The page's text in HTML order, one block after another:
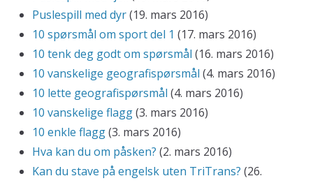
Puslespill med dyr(19. mars 2016)
10 spørsmål om sport del 1 (17. mars 2016)
10 tenk deg godt om spørsmål (16. mars 2016)
10 vanskelige geografispørsmål (4. mars 2016)
10 lette geografispørsmål (4. mars 2016)
10 vanskelige flagg(3. mars 2016)
10 enkle flagg(3. mars 2016)
Hva kan du om påsken? (2. mars 2016)
Kan du stave på engelsk uten TriTrans? (26.